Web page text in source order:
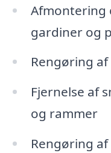
Afmontering
gardiner og
Rengøring
Fjernelse af
og rammer
Rengøring